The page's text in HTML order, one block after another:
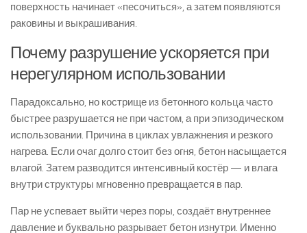
поверхность начинает «песочиться», а затем появляются
раковины и выкрашивания.
Почему разрушение ускоряется при
нерегулярном использовании
Парадоксально, но кострище из бетонного кольца часто
быстрее разрушается не при частом, а при эпизодическом
использовании. Причина в циклах увлажнения и резкого
нагрева. Если очаг долго стоит без огня, бетон насыщается
влагой. Затем разводится интенсивный костёр — и влага
внутри структуры мгновенно превращается в пар.
Пар не успевает выйти через поры, создаёт внутреннее
давление и буквально разрывает бетон изнутри. Именно